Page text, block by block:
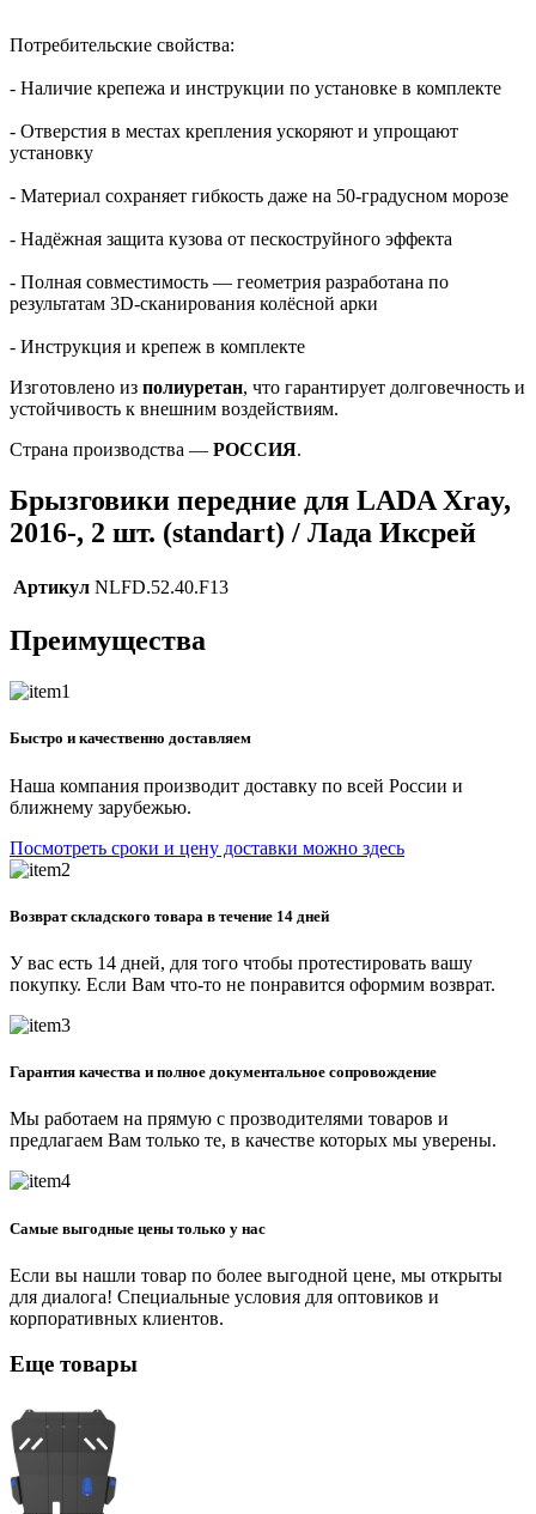
Потребительские свойства:
- Наличие крепежа и инструкции по установке в комплекте
- Отверстия в местах крепления ускоряют и упрощают
установку
- Материал сохраняет гибкость даже на 50-градусном морозе
- Надёжная защита кузова от пескоструйного эффекта
- Полная совместимость — геометрия разработана по
результатам 3D-сканирования колёсной арки
- Инструкция и крепеж в комплекте
Изготовлено из полиуретан, что гарантирует долговечность и
устойчивость к внешним воздействиям.
Страна производства — РОССИЯ.
Брызговики передние для LADA Xray,
2016-, 2 шт. (standart) / Лада Иксрей
Артикул NLFD.52.40.F13
Преимущества
Быстро и качественно доставляем
Наша компания производит доставку по всей России и
ближнему зарубежью.
Посмотреть сроки и цену доставки можно здесь
Возврат складского товара в течение 14 дней
У вас есть 14 дней, для того чтобы протестировать вашу
покупку. Если Вам что-то не понравится оформим возврат.
Гарантия качества и полное документальное сопровождение
Мы работаем на прямую с прозводителями товаров и
предлагаем Вам только те, в качестве которых мы уверены.
Самые выгодные цены только у нас
Если вы нашли товар по более выгодной цене, мы открыты
для диалога! Специальные условия для оптовиков и
корпоративных клиентов.
Еще товары